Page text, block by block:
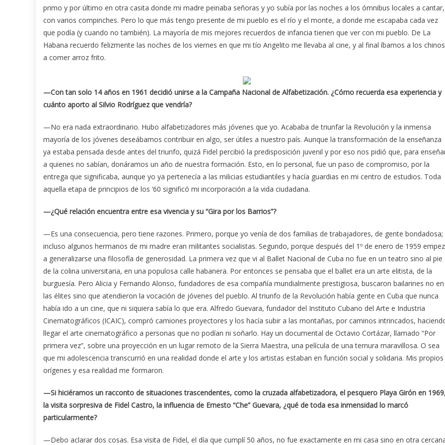
primo y por último en otra casita donde mi madre peinaba señoras y yo subía por las noches a los ómnibus locales a cantar,
con varios compinches. Pero lo que más tengo presente de mi pueblo es el río y el monte, a donde me escapaba cada vez
que podía (y cuando no también). La mayoría de mis mejores recuerdos de infancia tienen que ver con mi pueblo. De La
Habana recuerdo felizmente las noches de los viernes en que mi tío Angelito me llevaba al cine, y al final íbamos a los
a comer arroz frito.
—Con tan solo 14 años en 1961 decidió unirse a la Campaña Nacional de Alfabetización. ¿Cómo recuerda esa experiencia y
cuánto aporto al Silvio Rodríguez que vendría?
—No era nada extraordinario. Hubo alfabetizadores más jóvenes que yo. Acababa de triunfar la Revolución y la inmensa
mayoría de los jóvenes deseábamos contribuir en algo, ser útiles a nuestro país. Aunque la transformación de la enseñanza
ya estaba pensada desde antes del triunfo, quizá Fidel percibió la predisposición juvenil y por eso nos pidió que, para
a quienes no sabían, donáramos un año de nuestra formación. Esto, en lo personal, fue un paso de compromiso, por la
entrega que significaba, aunque yo ya pertenecía a las milicias estudiantiles y hacía guardias en mi centro de estudios. Toda
aquella etapa de principios de los ‘60 significó mi incorporación a la vida ciudadana.
—¿Qué relación encuentra entre esa vivencia y su “Gira por los Barrios”?
—Es una consecuencia, pero tiene razones. Primero, porque yo venía de dos familias de trabajadores, de gente bondadosa;
incluso algunos hermanos de mi madre eran militantes socialistas. Segundo, porque después del 1º de enero de 1959
a generalizarse una filosofía de generosidad. La primera vez que vi al Ballet Nacional de Cuba no fue en un teatro sino al pie
de la colina universitaria, en una populosa calle habanera. Por entonces se pensaba que el ballet era un arte elitista, de la
burguesía. Pero Alicia y Fernando Alonso, fundadores de esa compañía mundialmente prestigiosa, buscaron bailarines no en
las élites sino que atendieron la vocación de jóvenes del pueblo. Al triunfo de la Revolución había gente en Cuba que nunca
había ido a un cine, que ni siquiera sabía lo que era. Alfredo Guevara, fundador del Instituto Cubano del Arte e Industria
Cinematográficos (ICAIC), compró camiones proyectores y los hacía subir a las montañas, por caminos intrincados,
llegar el arte cinematográfico a personas que no podían ni soñarlo. Hay un documental de Octavio Cortázar, llamado “Por
primera vez”, sobre una proyección en un lugar remoto de la Sierra Maestra, una película de una ternura maravillosa. O sea
que mi adolescencia transcurrió en una realidad donde el arte y los artistas estaban en función social y solidaria. Mis propios
orígenes y esa realidad me formaron.
—Si hiciéramos un racconto de situaciones trascendentes, como la cruzada alfabetizadora, el pesquero Playa Girón en
la visita sorpresiva de Fidel Castro, la influencia de Ernesto “Che” Guevara, ¿qué de toda esa inmensidad lo marcó
particularmente?
—Debo aclarar dos cosas. Esa visita de Fidel, el día que cumplí 50 años, no fue exactamente en mi casa sino en otra